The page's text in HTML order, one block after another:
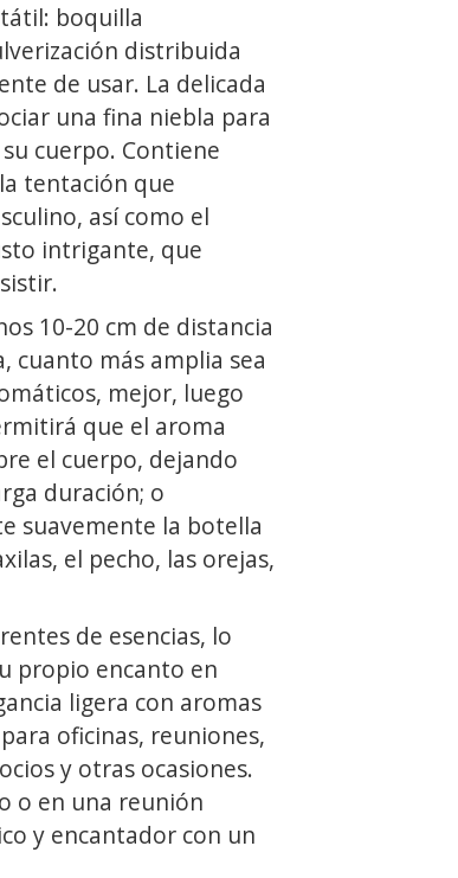
boquilla
distribuida
de usar. La delicada
una fina niebla para
cuerpo. Contiene
tentación que
así como el
intrigante, que
10-20 cm de distancia
cuanto más amplia sea
mejor, luego
que el aroma
el cuerpo, dejando
duración; o
suavemente la botella
el pecho, las orejas,
de esencias, lo
propio encanto en
ligera con aromas
oficinas, reuniones,
y otras ocasiones.
o en una reunión
y encantador con un